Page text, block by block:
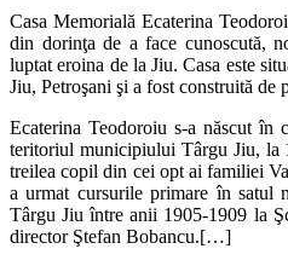
Casa Memorială Ecaterina
din dorinţa de a face cunoscută,
luptat eroina de la Jiu. Casa este
Jiu, Petroşani şi a fost construită
Ecaterina Teodoroiu s-a născut în
teritoriul municipiului Târgu Jiu, la
treilea copil din cei opt ai familiei
a urmat cursurile primare în satul
Târgu Jiu între anii 1905-1909 la
director Ştefan Bobancu.[…]